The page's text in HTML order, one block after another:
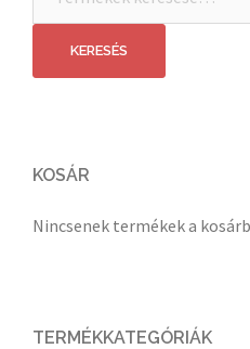
következőre:
KERESÉS
KOSÁR
Nincsenek termékek a
TERMÉKKATEGÓRIÁK